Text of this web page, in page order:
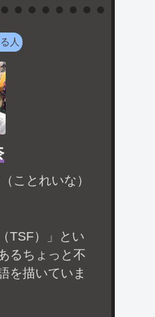
人
ことれいな）
TSF）」とい
るちょっと不
を描いていま